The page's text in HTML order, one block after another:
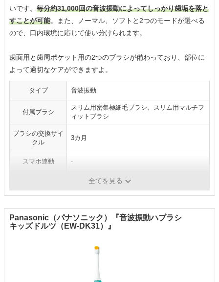
いです。 毎分約31,000回の音波振動によってしっかり歯垢を落と
すことが可能。また、ノーマル、ソフトと2つのモードが選べる
ので、口内環境に応じて使い分けられます。
歯面用と歯周ポケット用の2つのブラシが備わっており、部位に
よって適切なケアができますよ。
タイプ 音波振動
付属ブラシ
スリム用密集極細毛ブラシ、スリム用マルチフ
ィットブラシ
ブラシの交換サイ
クル
3カ月
スマホ連動 -
充電式全てを見る
Panasonic（パナソニック）『音波振動ハブラシ
キッズドルツ（EW-DK31）』